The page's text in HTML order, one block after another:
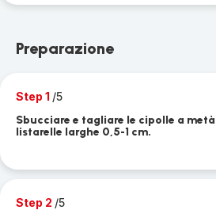
Preparazione
Step 1 /5
Sbucciare e tagliare le cipolle a
listarelle larghe 0,5-1 cm.
Step 2 /5